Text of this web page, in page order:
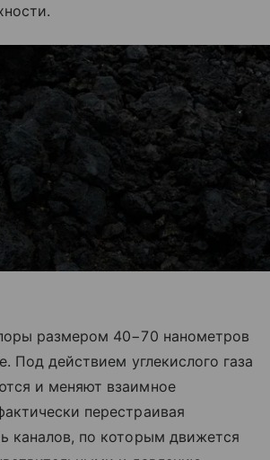
размером 40−70 нанометров
Под действием углекислого газа
и меняют взаимное
перестраивая
каналов, по которым движется